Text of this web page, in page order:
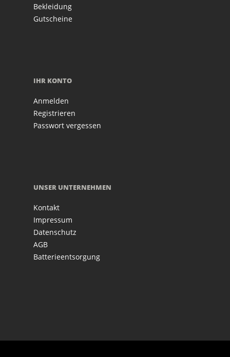
Bekleidung
Gutscheine
IHR KONTO
Anmelden
Registrieren
Passwort vergessen
UNSER UNTERNEHMEN
Kontakt
Impressum
Datenschutz
AGB
Batterieentsorgung